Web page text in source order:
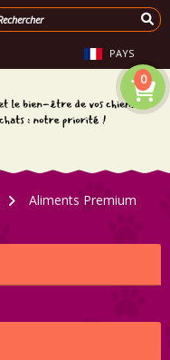
PAYS
0
>
Aliments Premium